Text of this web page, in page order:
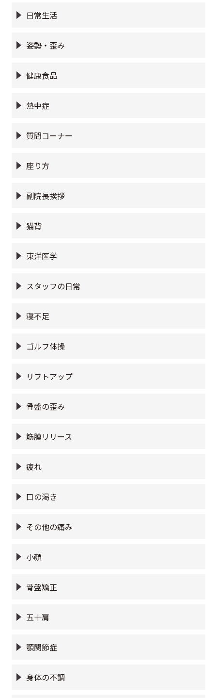
日常生活
姿勢・歪み
健康食品
熱中症
質問コーナー
座り方
副院長挨拶
猫背
東洋医学
スタッフの日常
寝不足
ゴルフ体操
リフトアップ
骨盤の歪み
筋膜リリース
疲れ
口の渇き
その他の痛み
小顔
骨盤矯正
五十肩
顎関節症
身体の不調